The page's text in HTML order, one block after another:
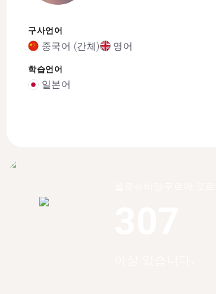
구사언어
중국어 (간체) 영어
학습언어
일본어